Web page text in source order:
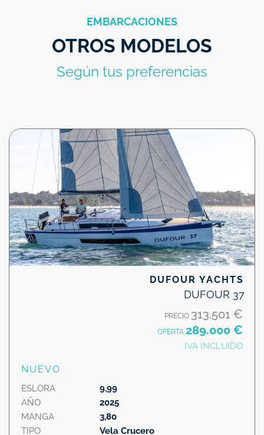
EMBARCACIONES
OTROS MODELOS
Según tus preferencias
DUFOUR YACHTS
DUFOUR 37
PRECIO 313.501 €
OFERTA 289.000 €
IVA INCLUIDO
NUEVO
ESLORA
AÑO
MANGA
TIPO
9,99
2025
3,80
Vela Crucero